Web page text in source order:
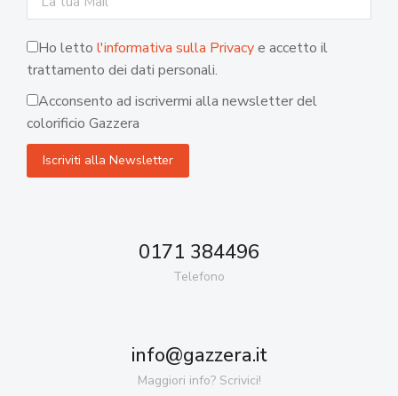
Ho letto l'informativa sulla Privacye accetto il
trattamento dei dati personali.
Acconsento ad iscrivermi alla newsletter del
colorificio Gazzera
0171 384496
Telefono
info@gazzera.it
Maggiori info? Scrivici!